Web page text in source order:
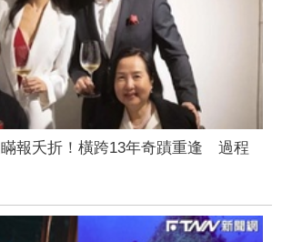
報夭折！橫跨13年奇蹟重逢 過程